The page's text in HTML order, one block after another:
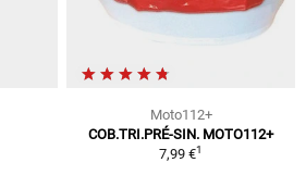
Moto112+
COB.TRI.PRÉ-SIN. MOTO112+
7,99 €1